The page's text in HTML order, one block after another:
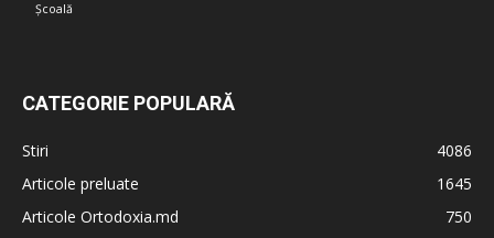
Școală
CATEGORIE POPULARĂ
Stiri
4086
Articole preluate
1645
Articole Ortodoxia.md
750